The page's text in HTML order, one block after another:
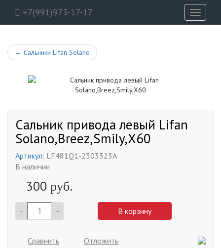
+7(991)973-17-17
Toggle
← Сальники Lifan Solano
Сальник привода левый Lifan
Solano,Breez,Smily,X60
Артикул: LF481Q1-2303323A
В наличии
300 руб.
- + В корзину
Сравнить Отложить